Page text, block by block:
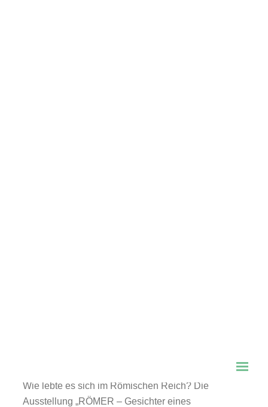
Wie lebte es sich im Römischen Reich? Die
Ausstellung „RÖMER – Gesichter eines